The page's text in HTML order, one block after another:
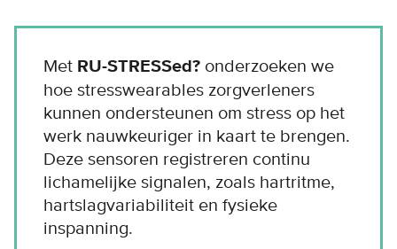
Met RU-STRESSed? onderzoeken we
hoe stresswearables zorgverleners
kunnen ondersteunen om stress op het
werk nauwkeuriger in kaart te brengen.
Deze sensoren registreren continu
lichamelijke signalen, zoals hartritme,
hartslagvariabiliteit en fysieke
inspanning.